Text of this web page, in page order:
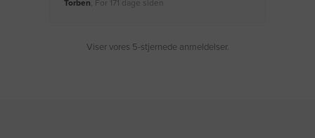
Torben, For 171 dage siden
Viser vores 5-stjernede anmeldelser.